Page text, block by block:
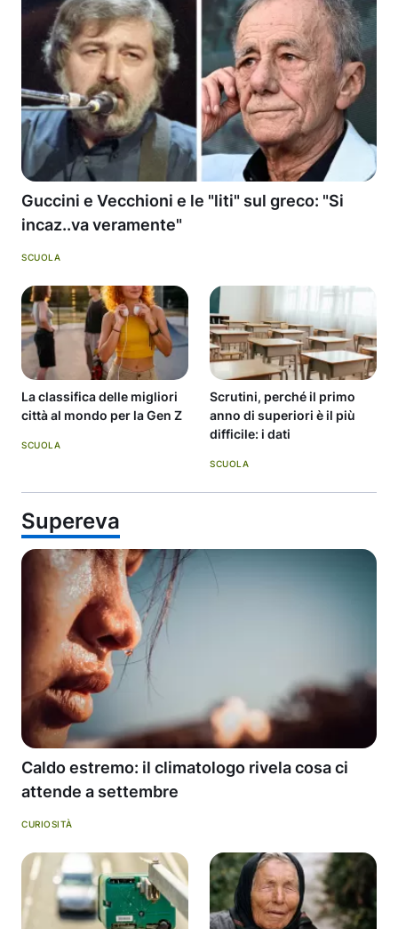
Guccini e Vecchioni e le "liti" sul greco: "Si
incaz..va veramente"
SCUOLA
La classifica delle migliori
città al mondo per la Gen Z
SCUOLA
Scrutini, perché il primo
anno di superiori è il più
difficile: i dati
SCUOLA
Supereva
Caldo estremo: il climatologo rivela cosa ci
attende a settembre
CURIOSITÀ